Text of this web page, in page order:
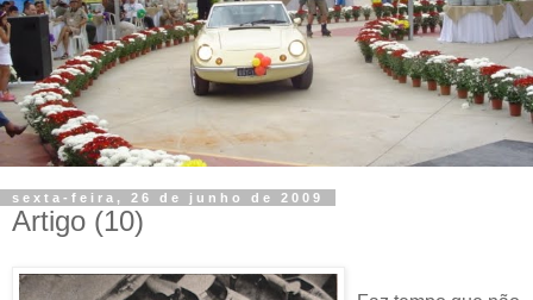
sexta-feira, 26 de junho de 2009
Artigo (10)